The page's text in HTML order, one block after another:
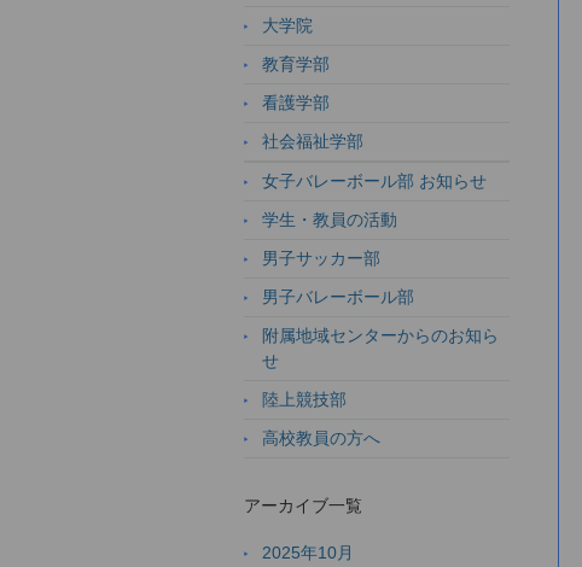
大学院
教育学部
看護学部
社会福祉学部
女子バレーボール部 お知らせ
学生・教員の活動
男子サッカー部
男子バレーボール部
附属地域センターからのお知ら
せ
陸上競技部
高校教員の方へ
アーカイブ一覧
2025年10月